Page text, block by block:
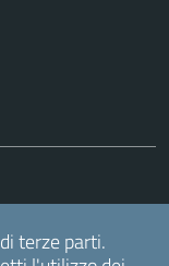
terze parti.